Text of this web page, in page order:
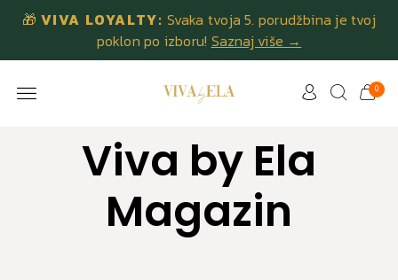
🎁 VIVA LOYALTY: Svaka tvoja 5. porudžbina je tvoj
poklon po izboru! Saznaj više →
0
Viva by Ela
Magazin